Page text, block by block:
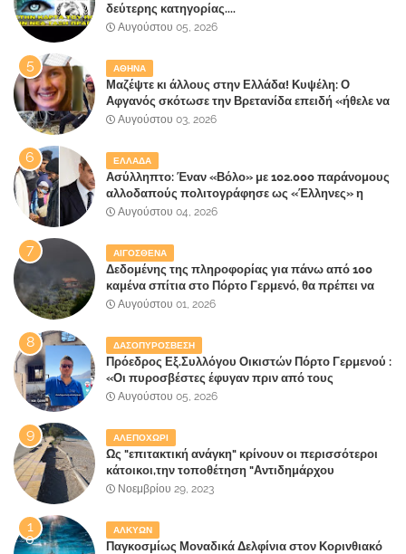
δεύτερης κατηγορίας....
Αυγούστου 05, 2026
ΑΘΗΝΑ
Μαζέψτε κι άλλους στην Ελλάδα! Κυψέλη: Ο
Αφγανός σκότωσε την Βρετανίδα επειδή «ήθελε να
κάνει τη σύντροφό του χριστιανή»
Αυγούστου 03, 2026
ΕΛΛΑΔΑ
Ασύλληπτο: Έναν «Βόλο» με 102.000 παράνομους
αλλοδαπούς πολιτογράφησε ως «Έλληνες» η
κυβέρνηση!
Αυγούστου 04, 2026
ΑΙΓΟΣΘΕΝΑ
Δεδομένης της πληροφορίας για πάνω από 100
καμένα σπίτια στο Πόρτο Γερμενό, θα πρέπει να
αναζητηθούν ευθύνες για την ολοσχερή
επίγειου παραδείσου της Αττικής
Αυγούστου 01, 2026
ΔΑΣΟΠΥΡΟΣΒΕΣΗ
Πρόεδρος Εξ.Συλλόγου Οικιστών Πόρτο Γερμενού :
«Οι πυροσβέστες έφυγαν πριν από τους
κατοίκους»
Αυγούστου 05, 2026
ΑΛΕΠΟΧΩΡΙ
Ως "επιτακτική ανάγκη" κρίνουν οι περισσότεροι
κάτοικοι,την τοποθέτηση "Αντιδημάρχου
Παραλιακής Ζώνης" στο Δήμο Μάνδρας-Ειδυλλίας!
Νοεμβρίου 29, 2023
ΑΛΚΥΩΝ
Παγκοσμίως Μοναδικά Δελφίνια στον Κορινθιακό